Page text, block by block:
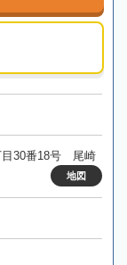
目30番18号 尾崎
地図